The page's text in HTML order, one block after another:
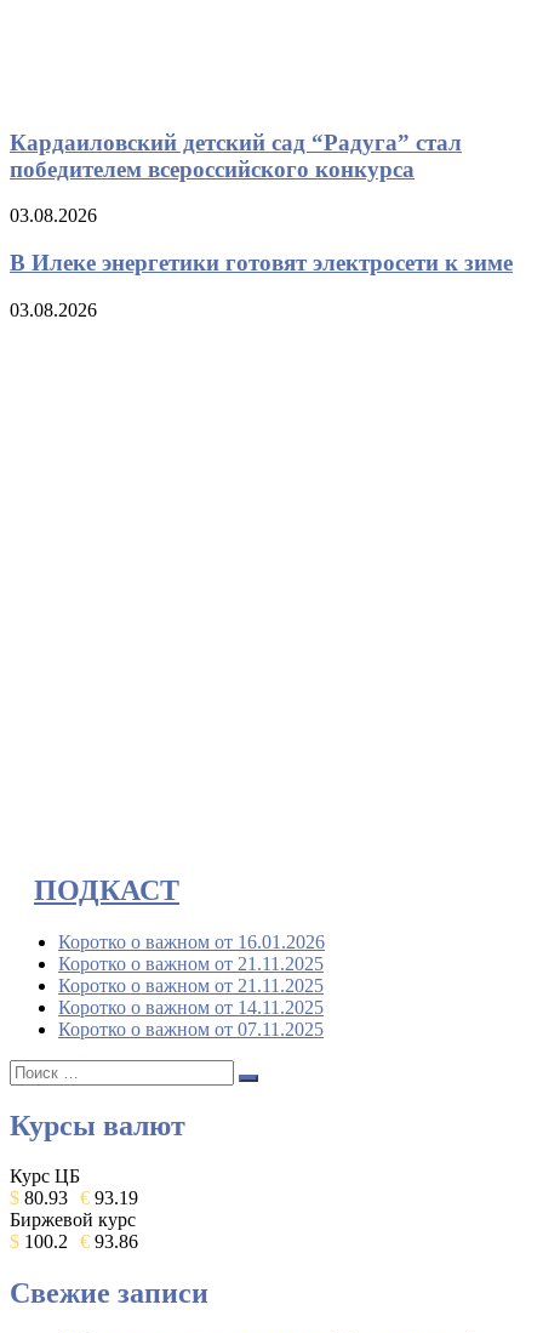
Кардаиловский детский сад “Радуга” стал
победителем всероссийского конкурса
03.08.2026
В Илеке энергетики готовят электросети к зиме
03.08.2026
ПОДКАСТ
Коротко о важном от 16.01.2026
Коротко о важном от 21.11.2025
Коротко о важном от 21.11.2025
Коротко о важном от 14.11.2025
Коротко о важном от 07.11.2025
Поиск:
Поиск
Курсы валют
Курс ЦБ
$ 80.93 € 93.19
Биржевой курс
$ 100.2 € 93.86
Свежие записи